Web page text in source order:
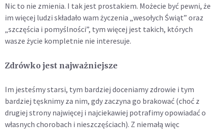
Nic to nie zmienia. I tak jest prostakiem. Możecie być pewni, że
im więcej ludzi składało wam życzenia „wesołych Świąt” oraz
„szczęścia i pomyślności”, tym więcej jest takich, których
wasze życie kompletnie nie interesuje.
Zdrówko jest najważniejsze
Im jesteśmy starsi, tym bardziej doceniamy zdrowie i tym
bardziej tęsknimy za nim, gdy zaczyna go brakować (choć z
drugiej strony najwięcej i najciekawiej potrafimy opowiadać o
własnych chorobach i nieszczęściach). Z niemałą więc